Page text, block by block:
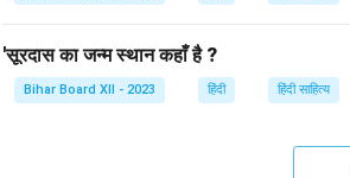
'सूरदास का जन्म स्थान कहाँ है ?
Bihar Board XII - 2023 हिंदी हिंदी साहित्य